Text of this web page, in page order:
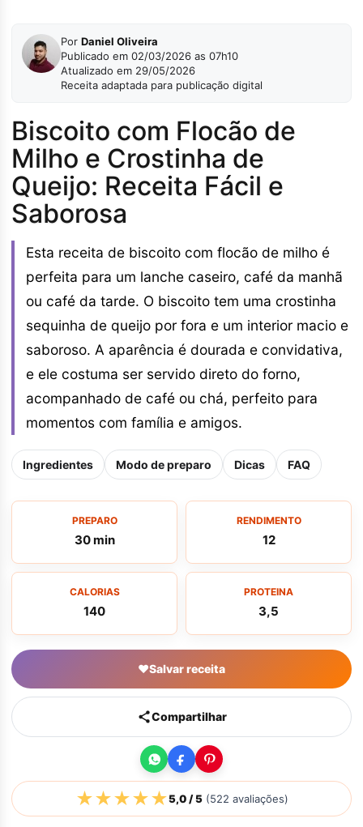
Por Daniel Oliveira
Publicado em 02/03/2026 as 07h10
Atualizado em 29/05/2026
Receita adaptada para publicação digital
Biscoito com Flocão de
Milho e Crostinha de
Queijo: Receita Fácil e
Saborosa
Esta receita de biscoito com flocão de milho é
perfeita para um lanche caseiro, café da manhã
ou café da tarde. O biscoito tem uma crostinha
sequinha de queijo por fora e um interior macio e
saboroso. A aparência é dourada e convidativa,
e ele costuma ser servido direto do forno,
acompanhado de café ou chá, perfeito para
momentos com família e amigos.
Ingredientes Modo de preparo Dicas FAQ
PREPARO
30 min
RENDIMENTO
12
CALORIAS
140
PROTEINA
3,5
♥Salvar receita
Compartilhar
★★★★★5,0/ 5(522 avaliações)